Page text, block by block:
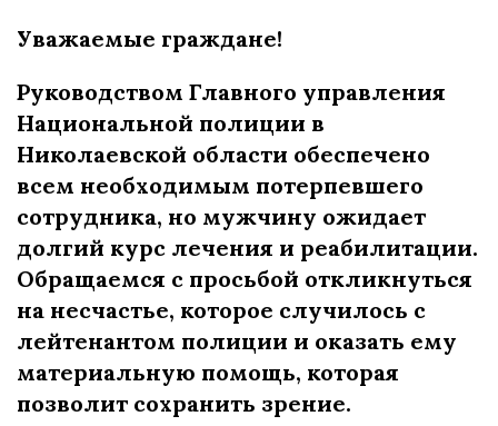
Уважаемые граждане!
Руководством Главного управления
Национальной полиции в
Николаевской области обеспечено
всем необходимым потерпевшего
сотрудника, но мужчину ожидает
долгий курс лечения и реабилитации.
Обращаемся с просьбой откликнуться
на несчастье, которое случилось с
лейтенантом полиции и оказать ему
материальную помощь, которая
позволит сохранить зрение.